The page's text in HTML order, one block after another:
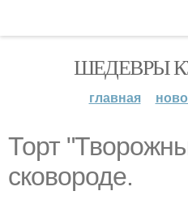
ШЕДЕВРЫ
главная
Торт
сковороде.